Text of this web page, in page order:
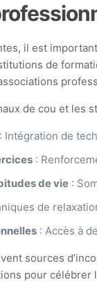
il est
de
de cou et les
: Intégration de
:
de vie :
de
: Accès à
sources
pour